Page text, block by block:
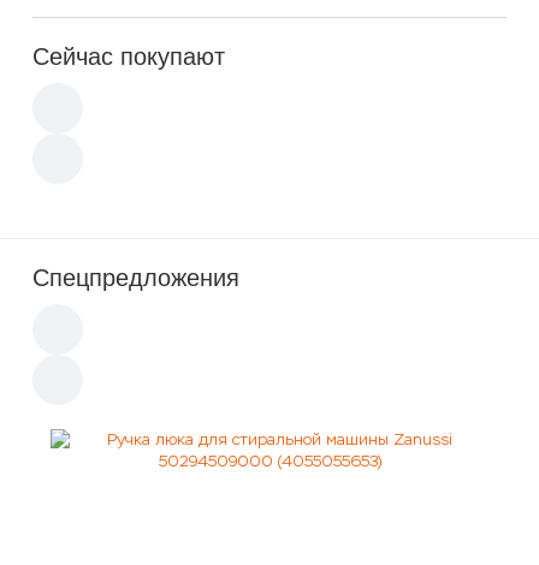
Сейчас покупают
Спецпредложения